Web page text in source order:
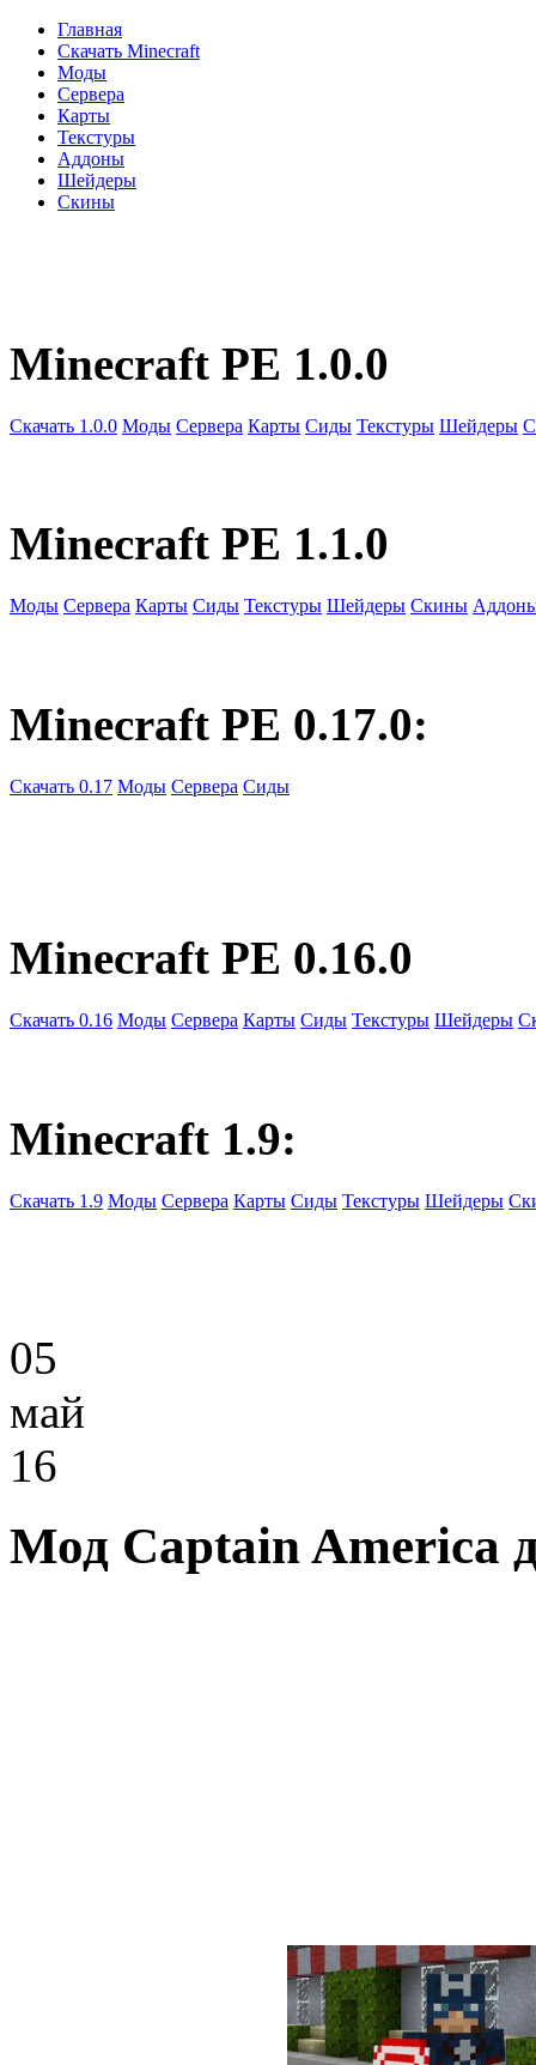
Главная
Скачать Minecraft
Моды
Сервера
Карты
Текстуры
Аддоны
Шейдеры
Скины
Minecraft PE 1.0.0
Скачать 1.0.0 Моды Сервера Карты Сиды Текстуры Шейдеры
Minecraft PE 1.1.0
Моды Сервера Карты Сиды Текстуры Шейдеры Скины
Minecraft PE 0.17.0:
Скачать 0.17 Моды Сервера Сиды
Minecraft PE 0.16.0
Скачать 0.16 Моды Сервера Карты Сиды Текстуры Шейдеры
Minecraft 1.9:
Скачать 1.9 Моды Сервера Карты Сиды Текстуры Шейдеры
05
май
16
Мод Captain America